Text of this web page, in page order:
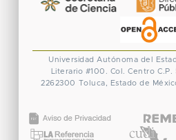
Universidad Autónoma del
Literario #100. Col. Centro C.P.
2262300 Toluca, Estado de